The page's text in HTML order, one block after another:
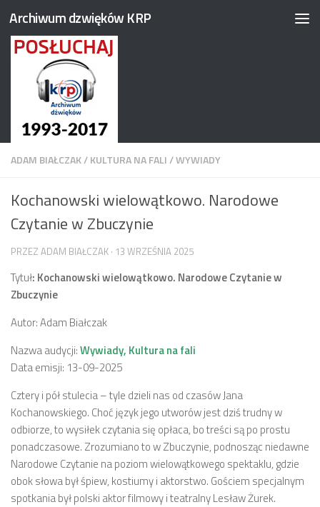
Przejdź do treści
Archiwum dzwięków KRP
ADAM BIAŁCZAK/KULTURA NA FALI/WYWIADY
Kochanowski wielowątkowo. Narodowe
Czytanie w Zbuczynie
PRZEZ ADAM BIAŁCZAK · 13 WRZEŚNIA 2025
Tytuł: Kochanowski wielowątkowo. Narodowe Czytanie w
Zbuczynie
Autor: Adam Białczak
Nazwa audycji:Wywiady, Kultura na fali
Data emisji: 13-09-2025
Cztery i pół stulecia – tyle dzieli nas od czasów Jana
Kochanowskiego. Choć język jego utworów jest dziś trudny w
odbiorze, to wysiłek czytania się opłaca, bo treści są po prostu
ponadczasowe. Zrozumiano to w Zbuczynie, podnosząc niedawne
Narodowe Czytanie na poziom wielowątkowego spektaklu, gdzie
obok słowa był śpiew, kostiumy i aktorstwo. Gościem specjalnym
spotkania był polski aktor filmowy i teatralny Lesław Żurek.